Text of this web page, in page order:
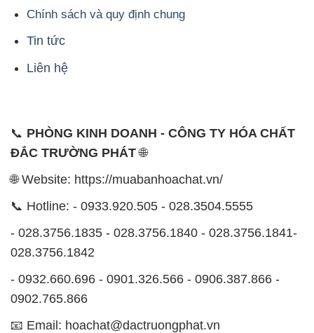
Chính sách và quy định chung
Tin tức
Liên hệ
📞 PHÒNG KINH DOANH - CÔNG TY HÓA CHẤT
ĐẮC TRƯỜNG PHÁT🌐
🌐 Website: https://muabanhoachat.vn/
📞 Hotline: - 0933.920.505 - 028.3504.5555
- 028.3756.1835 - 028.3756.1840 - 028.3756.1841-
028.3756.1842
- 0932.660.696 - 0901.326.566 - 0906.387.866 -
0902.765.866
📧 Email: hoachat@dactruongphat.vn